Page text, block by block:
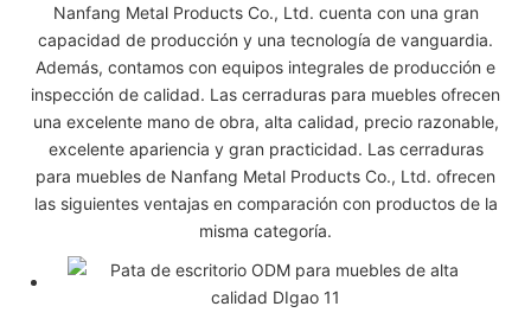
Nanfang Metal Products Co., Ltd. cuenta con una gran
capacidad de producción y una tecnología de vanguardia.
Además, contamos con equipos integrales de producción e
inspección de calidad. Las cerraduras para muebles ofrecen
una excelente mano de obra, alta calidad, precio razonable,
excelente apariencia y gran practicidad. Las cerraduras
para muebles de Nanfang Metal Products Co., Ltd. ofrecen
las siguientes ventajas en comparación con productos de la
misma categoría.